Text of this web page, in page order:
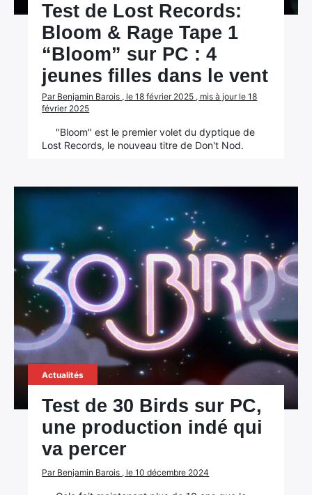
Test de Lost Records:
Bloom & Rage Tape 1
“Bloom” sur PC : 4
jeunes filles dans le vent
Par Benjamin Barois , le 18 février 2025 , mis à jour le 18
février 2025
"Bloom" est le premier volet du dyptique de
Lost Records, le nouveau titre de Don't Nod.
Actualités
Test de 30 Birds sur PC,
une production indé qui
va percer
Par Benjamin Barois , le 10 décembre 2024